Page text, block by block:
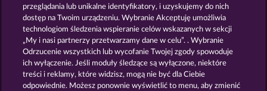
Nota prawna Firma FAQ Facebook
Prześlij wniosek o wypłatę
przeglądania lub unikalne identyfikatory, i uzyskujemy do nich
dostęp na Twoim urządzeniu. Wybranie Akceptuję umożliwia
technologiom śledzenia wspieranie celów wskazanych w sekcji
„My i nasi partnerzy przetwarzamy dane w celu”. . Wybranie
Odrzucenie wszystkich lub wycofanie Twojej zgody spowoduje
ich wyłączenie. Jeśli moduły śledzące są wyłączone, niektóre
treści i reklamy, które widzisz, mogą nie być dla Ciebie
odpowiednie. Możesz ponownie wyświetlić to menu, aby zmienić